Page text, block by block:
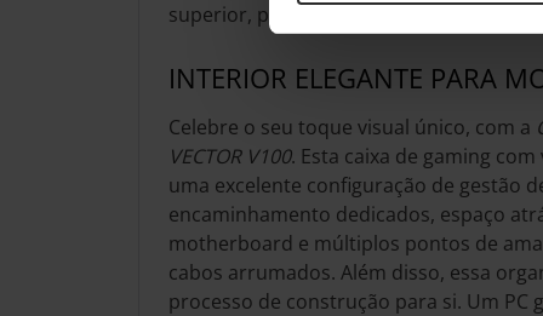
superior, perfeito para suportar um
INTERIOR ELEGANTE PARA
Celebre o seu toque visual único, com a
VECTOR V100. Esta caixa de gaming
uma excelente configuração de gestão
encaminhamento dedicados, espaço
motherboard e múltiplos pontos de
cabos arrumados. Além disso, essa
processo de construção para si. Um PC